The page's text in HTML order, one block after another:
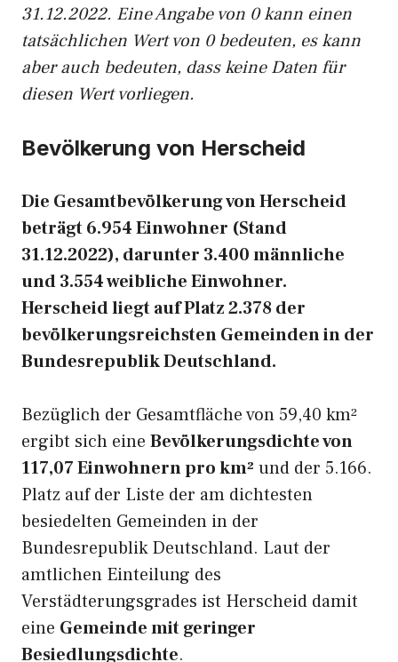
31.12.2022. Eine Angabe von 0 kann einen
tatsächlichen Wert von 0 bedeuten, es kann
aber auch bedeuten, dass keine Daten für
diesen Wert vorliegen.
Bevölkerung von Herscheid
Die Gesamtbevölkerung von Herscheid
beträgt 6.954 Einwohner (Stand
31.12.2022), darunter 3.400 männliche
und 3.554 weibliche Einwohner.
Herscheid liegt auf Platz 2.378 der
bevölkerungsreichsten Gemeinden in der
Bundesrepublik Deutschland.
Bezüglich der Gesamtfläche von 59,40 km²
ergibt sich eine Bevölkerungsdichte von
117,07 Einwohnern pro km² und der 5.166.
Platz auf der Liste der am dichtesten
besiedelten Gemeinden in der
Bundesrepublik Deutschland. Laut der
amtlichen Einteilung des
Verstädterungsgrades ist Herscheid damit
eine Gemeinde mit geringer
Besiedlungsdichte.